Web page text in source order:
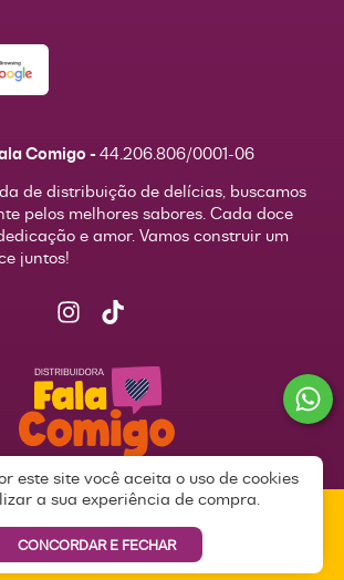
este site você aceita o uso de cookies
a sua experiência de compra.
CONCORDAR E FECHAR
Comigo - 44.206.806/0001-06
de distribuição de delícias, buscamos
pelos melhores sabores. Cada doce
e amor. Vamos construir um
juntos!
reservados.DISTRIBUIDORA FALA COMIGO
pelaWeethub|Política de Privacidade